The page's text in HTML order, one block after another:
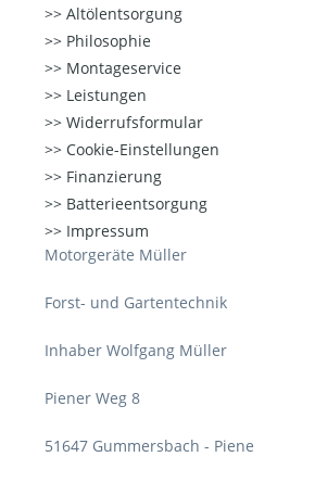
Altölentsorgung
Philosophie
Montageservice
Leistungen
Widerrufsformular
Cookie-Einstellungen
Finanzierung
Batterieentsorgung
Impressum
Motorgeräte Müller
Forst- und Gartentechnik
Inhaber Wolfgang Müller
Piener Weg 8
51647 Gummersbach - Piene